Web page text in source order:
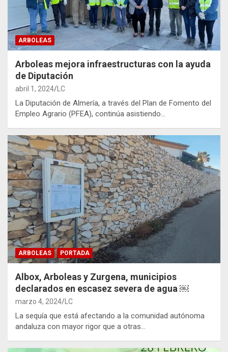
ARBOLEAS
Arboleas mejora infraestructuras con la ayuda
de Diputación
abril 1, 2024 LC
La Diputación de Almería, a través del Plan de Fomento del
Empleo Agrario (PFEA), continúa asistiendo…
ARBOLEAS PORTADA
Albox, Arboleas y Zurgena, municipios
declarados en escasez severa de agua ￼
marzo 4, 2024 LC
La sequía que está afectando a la comunidad autónoma
andaluza con mayor rigor que a otras…